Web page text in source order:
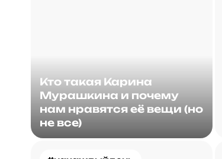
Кто такая Карина
Мурашкина и почему
нам нравятся её вещи (но
не все)